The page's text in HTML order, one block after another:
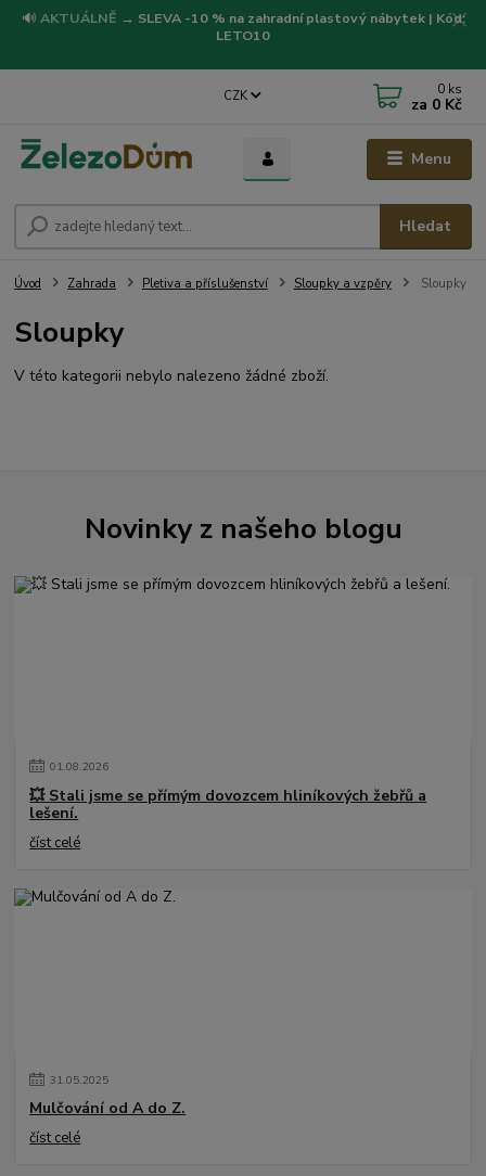
🔊 AKTUÁLNĚ → SLEVA -10 % na zahradní plastový nábytek | Kód:
LETO10
Menu
CZK
Hledat
0 ks
za 0 Kč
Úvod Zahrada Pletiva a příslušenství Sloupky a vzpěry Sloupky
Sloupky
V této kategorii nebylo nalezeno žádné zboží.
Novinky z našeho blogu
01.08.2026
💥 Stali jsme se přímým dovozcem hliníkových žebřů a
lešení.
číst celé
31.05.2025
Mulčování od A do Z.
číst celé